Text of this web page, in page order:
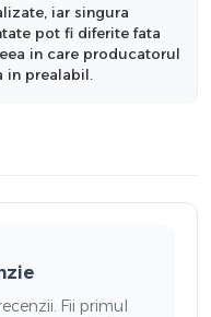
iar singura
pot fi diferite fata
in care producatorul
in prealabil.
Fii primul